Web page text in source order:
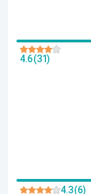
4.6 (31)
4.3 (6)